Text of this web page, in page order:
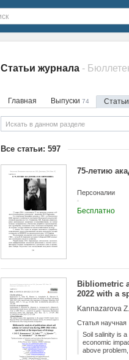
Статьи журнала -
Главная Выпуски 74
Все статьи: 597
75-летию
Персоналии
Бесплатно
Bibliometric
2022 with a
Kannazarova
Статья научная
Soil salinity is
economic
above